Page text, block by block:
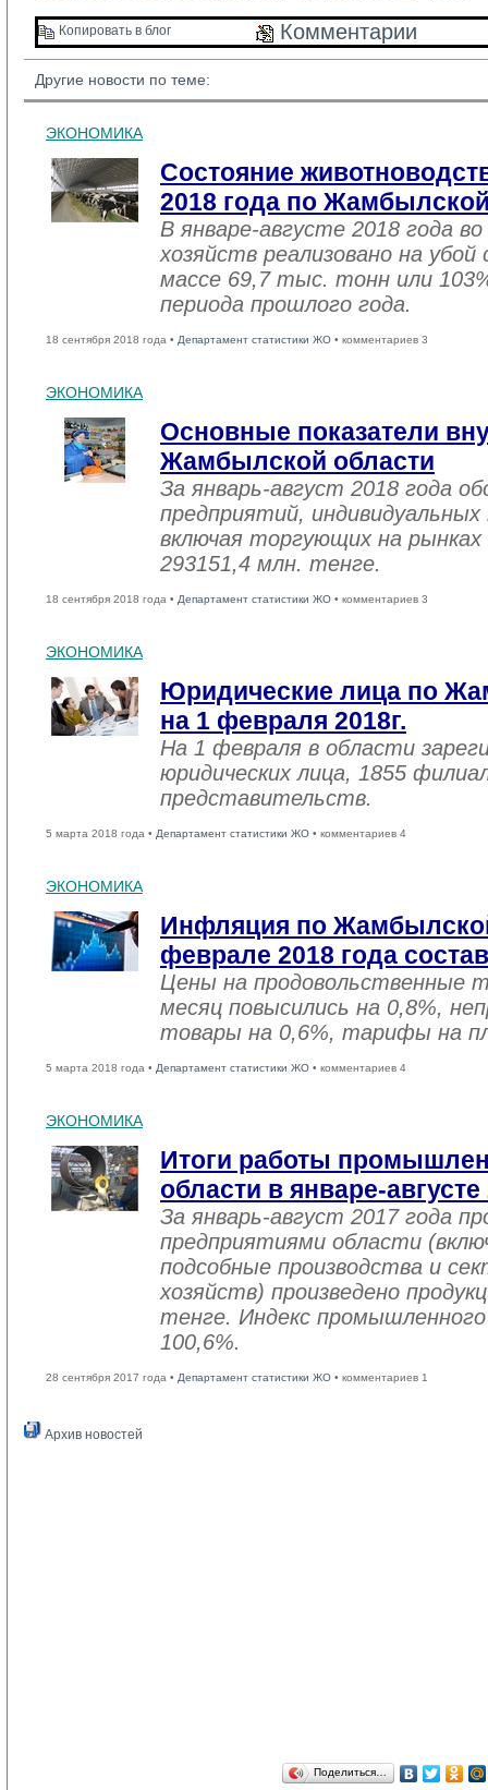
Копировать в блог Комментарии
Другие новости по теме:
ЭКОНОМИКА
Состояние
2018 года по
В январе-августе 2018 года
хозяйств реализовано на
массе 69,7 тыс. тонн или
периода прошлого года.
18 сентября 2018 года • Департамент статистики ЖО • комментариев 3
ЭКОНОМИКА
Основные показатели
Жамбылской области
За январь-август 2018 года
предприятий,
включая торгующих на рынках
293151,4 млн. тенге.
18 сентября 2018 года • Департамент статистики ЖО • комментариев 3
ЭКОНОМИКА
Юридические лица по
на 1 февраля 2018г.
На 1 февраля в области
юридических лица, 1855
представительств.
5 марта 2018 года • Департамент статистики ЖО • комментариев 4
ЭКОНОМИКА
Инфляция по
феврале 2018 года
Цены на продовольственные
месяц повысились на 0,8%,
товары на 0,6%, тарифы на
5 марта 2018 года • Департамент статистики ЖО • комментариев 4
ЭКОНОМИКА
Итоги работы
области в январе-августе
За январь-август 2017 года
предприятиями области
подсобные производства и
хозяйств) произведено
тенге. Индекс
100,6%.
28 сентября 2017 года • Департамент статистики ЖО • комментариев 1
Архив новостей
Поделиться…